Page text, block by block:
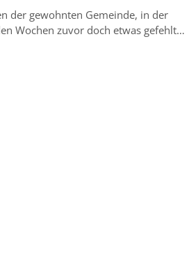
der gewohnten Gemeinde, in der
Wochen zuvor doch etwas gefehlt…